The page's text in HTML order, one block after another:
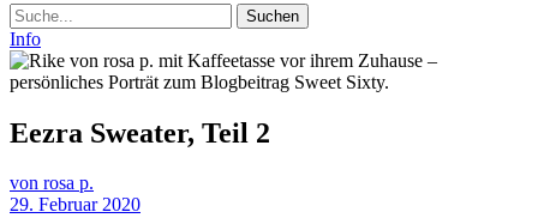
Suche
Info
Eezra Sweater, Teil 2
von rosa p.
29. Februar 2020